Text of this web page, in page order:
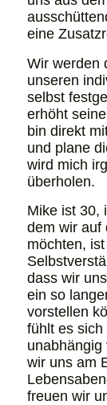
eine
Wir werden
unseren
selbst
erhöht
bin direkt
und plane
wird mich
überholen.
Mike ist 30,
dem wir auf
möchten,
dass wir
ein so
vorstellen
fühlt es sich
unabhängig
wir uns am
freuen wir